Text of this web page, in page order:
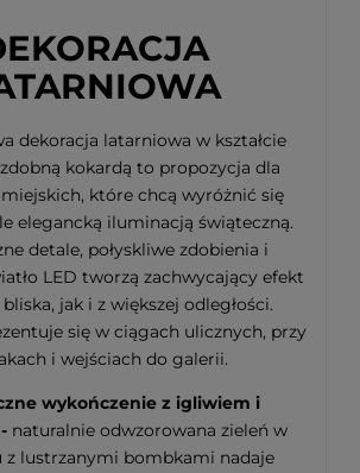
dekoracja latarniowa w kształcie
kokardą to propozycja dla
które chcą wyróżnić się
elegancką iluminacją świąteczną.
detale, połyskliwe zdobienia i
LED tworzą zachwycający efekt
jak i z większej odległości.
się w ciągach ulicznych, przy
i wejściach do galerii.
wykończenie z igliwiem i
naturalnie odwzorowana zieleń w
z lustrzanymi bombkami nadaje